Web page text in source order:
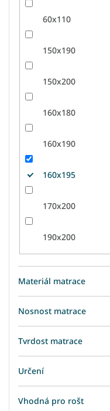
60x110
150x190
150x200
160x180
160x190
160x195
170x200
190x200
Materiál matrace
Nosnost matrace
Tvrdost matrace
Určení
Vhodná pro rošt